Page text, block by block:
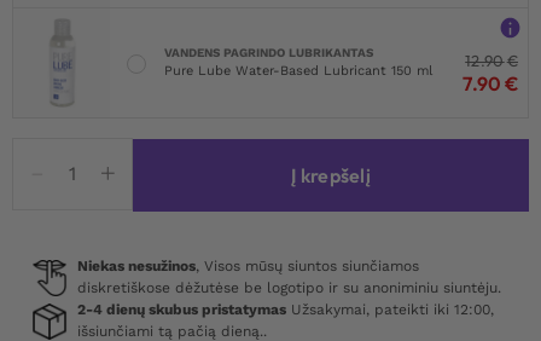
VANDENS PAGRINDO LUBRIKANTAS
Pure Lube Water-Based Lubricant 150 ml
12.90€
7.90 €
kiekis:
Inflatable
Pillow
Į krepšelį
Niekas nesužinos, Visos mūsų siuntos siunčiamos
diskretiškose dėžutėse be logotipo ir su anoniminiu siuntėju.
2-4 dienų skubus pristatymas Užsakymai, pateikti iki 12:00,
išsiunčiami tą pačią dieną..